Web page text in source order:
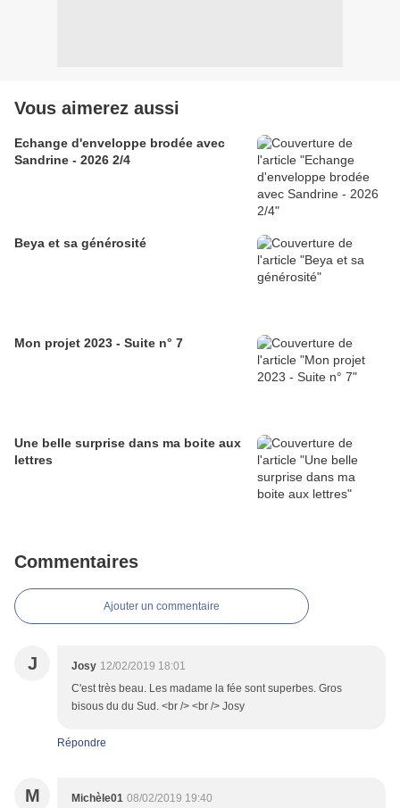
Vous aimerez aussi
Echange d'enveloppe brodée avec
Sandrine - 2026 2/4
Beya et sa générosité
Mon projet 2023 - Suite n° 7
Une belle surprise dans ma boite aux
lettres
Commentaires
Ajouter un commentaire
J Josy 12/02/2019 18:01
C'est très beau. Les madame la fée sont superbes. Gros
bisous du du Sud. <br /> <br /> Josy
Répondre
M Michèle01 08/02/2019 19:40